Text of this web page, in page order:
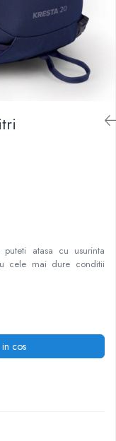
atasa cu usurinta
cele mai dure conditii
cos